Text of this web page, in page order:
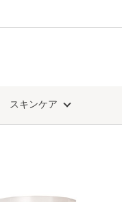
スキンケア